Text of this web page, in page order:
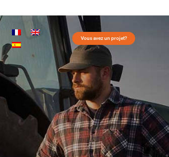
Vous avez un projet?
MINI